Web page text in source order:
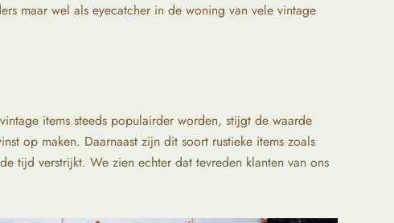
maar wel als eyecatcher in de woning van vele vintage
items steeds populairder worden, stijgt de waarde
op maken. Daarnaast zijn dit soort rustieke items zoals
tijd verstrijkt. We zien echter dat tevreden klanten van ons